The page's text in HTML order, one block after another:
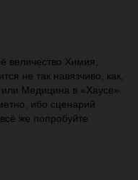
величество Химия,
не так навязчиво, как,
Медицина в «Хаусе».
ибо сценарий
же попробуйте